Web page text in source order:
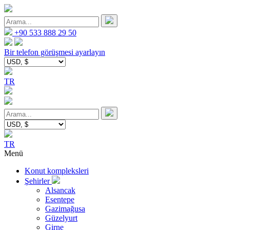
+90 533 888 29 50
Bir telefon görüşmesi ayarlayın
TR
TR
Menü
Konut kompleksleri
Şehirler
Alsancak
Esentepe
Gazimağusa
Güzelyurt
Girne